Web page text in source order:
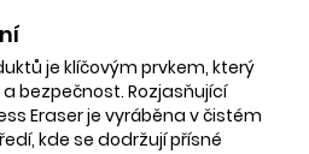
je klíčovým prvkem, který
bezpečnost. Rozjasňující
Eraser je vyráběna v čistém
kde se dodržují přísné